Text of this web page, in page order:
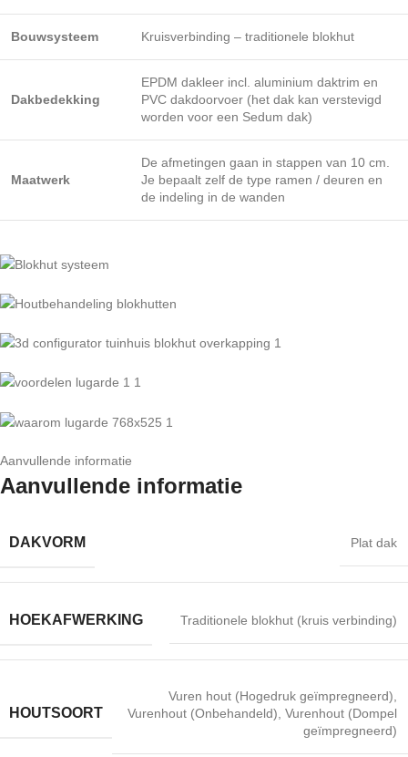
Bouwsysteem Kruisverbinding – traditionele blokhut
Dakbedekking
EPDM dakleer incl. aluminium daktrim en
PVC dakdoorvoer (het dak kan verstevigd
worden voor een Sedum dak)
Maatwerk
De afmetingen gaan in stappen van 10 cm.
Je bepaalt zelf de type ramen / deuren en
de indeling in de wanden
Aanvullende informatie
Aanvullende informatie
DAKVORM Plat dak
HOEKAFWERKING Traditionele blokhut (kruis verbinding)
HOUTSOORT
Vuren hout (Hogedruk geïmpregneerd)
Vurenhout (Onbehandeld) Vurenhout (Dompel
geïmpregneerd)